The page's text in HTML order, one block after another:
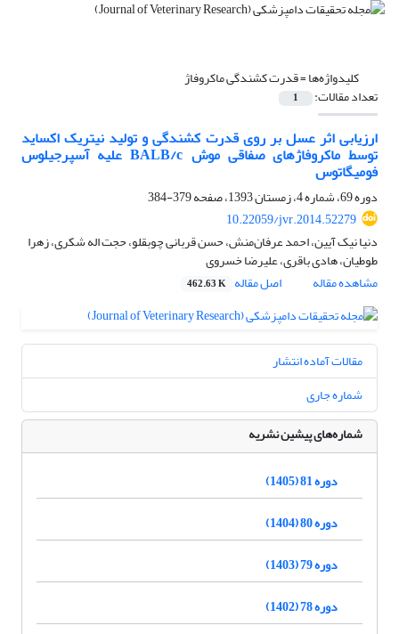
کلیدواژه‌ها =قدرت کشندگی ماکروفاژ
تعداد مقالات: 1
ارزیابی اثر عسل بر روی قدرت کشندگی و تولید نیتریک اکساید
توسط ماکروفاژهای صفاقی موش BALB/c علیه آسپرجیلوس
فومیگاتوس
دوره 69، شماره 4، زمستان 1393، صفحه
379-384
10.22059/jvr.2014.52279
دنیا نیک آیین، احمد عرفان‌منش، حسن قربانی چوبقلو، حجت اله شکری، زهرا
طوطیان، هادی باقری، علیرضا خسروی
مشاهده مقاله
اصل مقاله 462.63 K
مقالات آماده انتشار
شماره جاری
شماره‌های پیشین نشریه
دوره 81 (1405)
دوره 80 (1404)
دوره 79 (1403)
دوره 78 (1402)